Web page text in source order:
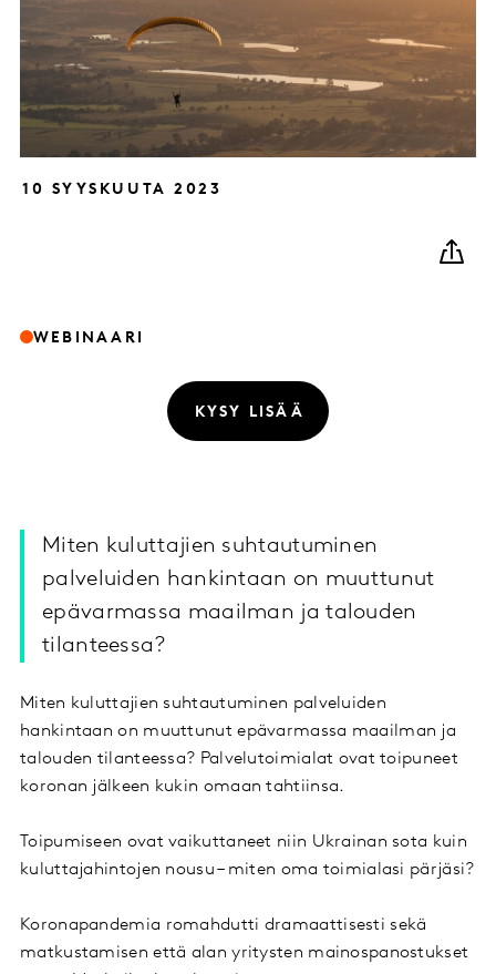
10 SYYSKUUTA 2023
WEBINAARI
KYSY LISÄÄ
Miten kuluttajien suhtautuminen
palveluiden hankintaan on muuttunut
epävarmassa maailman ja talouden
tilanteessa?
Miten kuluttajien suhtautuminen palveluiden
hankintaan on muuttunut epävarmassa maailman ja
talouden tilanteessa? Palvelutoimialat ovat toipuneet
koronan jälkeen kukin omaan tahtiinsa.
Toipumiseen ovat vaikuttaneet niin Ukrainan sota kuin
kuluttajahintojen nousu – miten oma toimialasi pärjäsi?
Koronapandemia romahdutti dramaattisesti sekä
matkustamisen että alan yritysten mainospanostukset